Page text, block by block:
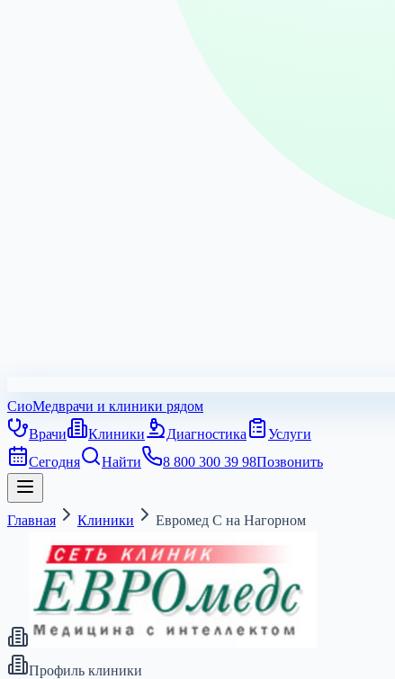
СиоМедврачи и клиники рядом
Врачи
Клиники Диагностика
Услуги
Сегодня
Найти 8 800 300 39 98Позвонить
Главная Клиники Евромед С на Нагорном
Профиль клиники